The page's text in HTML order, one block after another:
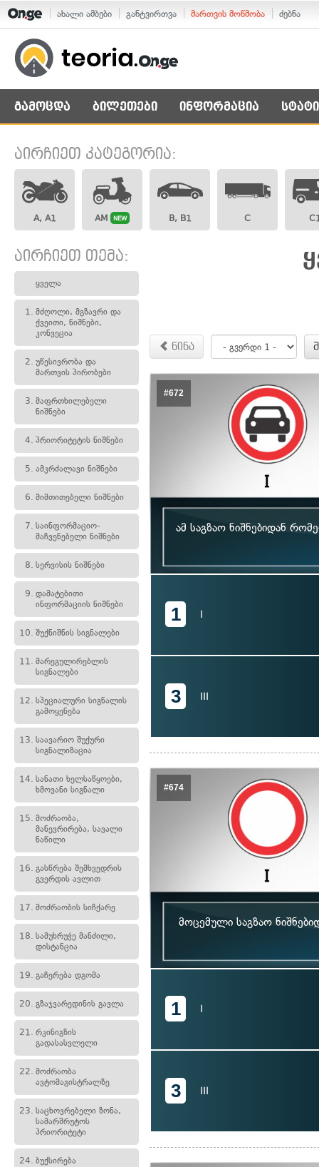
ახალი ამბები განტვირთვა მართვის მოწმობა ძებნა
გამოცდა ბილეთები ინფორმაცია
აირჩიეთ კატეგორია:
A, A1 AM NEW B, B1 C
აირჩიეთ თემა:
ყველა
1. მძღოლი, მგზავრი და
ქვეითი, ნიშნები,
კონვეცია
2. უწესივრობა და
მართვის პირობები
3. მაფრთხილებელი
ნიშნები
4. პრიორიტეტის ნიშნები
5. ამკრძალავი ნიშნები
6. მიმთითებელი ნიშნები
7. საინფორმაციო-
მაჩვენებელი ნიშნები
8. სერვისის ნიშნები
9. დამატებითი
ინფორმაციის ნიშნები
10. შუქნიშნის სიგნალები
11. მარეგულირებლის
სიგნალები
12. სპეციალური სიგნალის
გამოყენება
13. საავარიო შუქური
სიგნალიზაცია
14. სანათი ხელსაწყოები,
ხმოვანი სიგნალი
15. მოძრაობა,
მანევრირება, სავალი
ნაწილი
16. გასწრება შემხვედრის
გვერდის ავლით
17. მოძრაობის სიჩქარე
18. სამუხრუჭე მანძილი,
დისტანცია
19. გაჩერება დგომა
20. გზაჯვარედინის გავლა
21. რკინიგზის
გადასასვლელი
22. მოძრაობა
ავტომაგისტრალზე
23. საცხოვრებელი ზონა,
სამარშრუტოს
პრიორიტეტი
24. ბუქსირება
წინა
#672
ამ საგზაო ნიშნებიდან
1 I
3 III
#674
მოცემული საგზაო
1 I
3 III